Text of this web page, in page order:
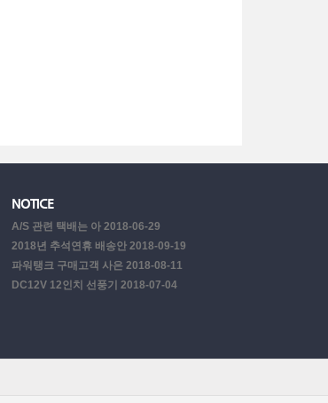
NOTICE
A/S 관련 택배는 아 2018-06-29
2018년 추석연휴 배송안 2018-09-19
파워탱크 구매고객 사은 2018-08-11
DC12V 12인치 선풍기 2018-07-04